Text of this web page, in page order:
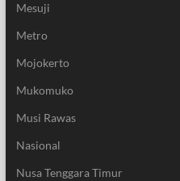
Mesuji
Metro
Mojokerto
Mukomuko
Musi Rawas
Nasional
Nusa Tenggara Timur